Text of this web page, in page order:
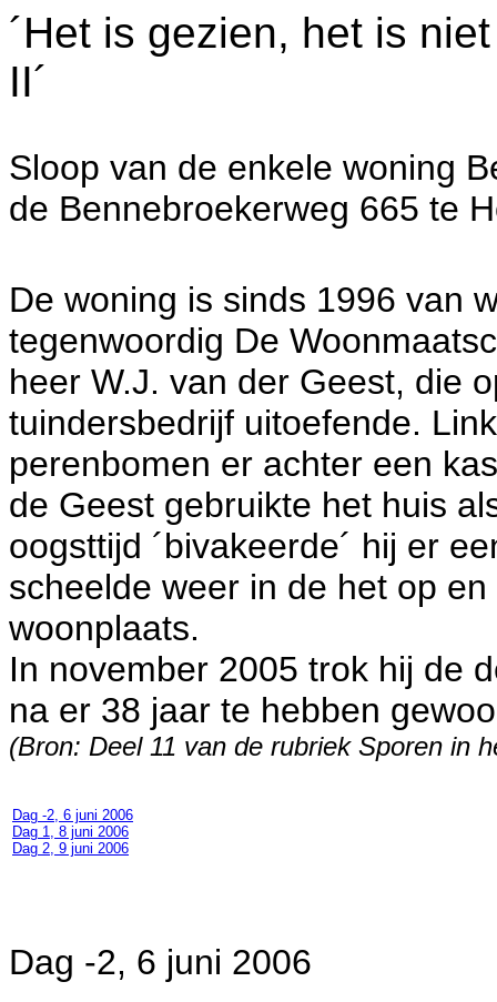
´Het is gezien, het is
II´
Sloop van de enkele woning
de Bennebroekerweg 665 te
De woning is sinds 1996 van
tegenwoordig De
heer W.J. van der Geest, die
tuindersbedrijf uitoefende.
perenbomen er achter een
de Geest gebruikte het huis
oogsttijd ´bivakeerde´ hij er
scheelde weer in de het op
woonplaats.
In november 2005 trok hij de
na er 38 jaar te hebben
(Bron: Deel 11 van de rubriek Sporen in
Dag -2, 6 juni 2006
Dag 1, 8 juni 2006
Dag 2, 9 juni 2006
Dag -2, 6 juni 2006